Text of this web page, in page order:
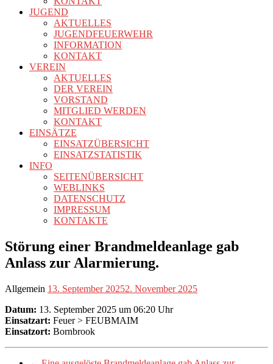
JUGEND
AKTUELLES
JUGENDFEUERWEHR
INFORMATION
KONTAKT
VEREIN
AKTUELLES
DER VEREIN
VORSTAND
MITGLIED WERDEN
KONTAKT
EINSÄTZE
EINSATZÜBERSICHT
EINSATZSTATISTIK
INFO
SEITENÜBERSICHT
WEBLINKS
DATENSCHUTZ
IMPRESSUM
KONTAKTE
Störung einer Brandmeldeanlage gab
Anlass zur Alarmierung.
Allgemein 13. September 20252. November 2025
Datum: 13. September 2025 um 06:20 Uhr
Einsatzart: Feuer > FEUBMAIM
Einsatzort: Bornbrook